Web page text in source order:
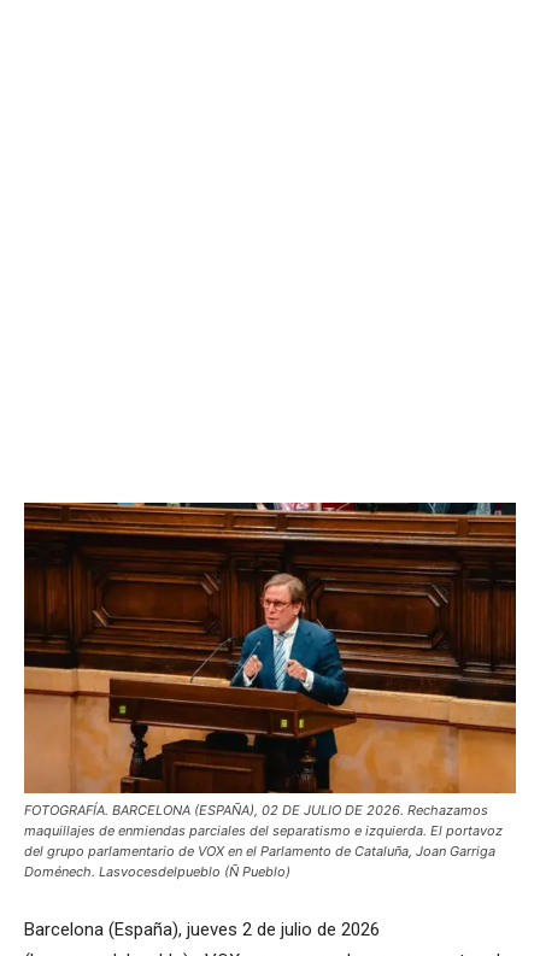
FOTOGRAFÍA. BARCELONA (ESPAÑA), 02 DE JULIO DE 2026. Rechazamos
maquillajes de enmiendas parciales del separatismo e izquierda. El portavoz
del grupo parlamentario de VOX en el Parlamento de Cataluña, Joan Garriga
Doménech. Lasvocesdelpueblo (Ñ Pueblo)
Barcelona (España), jueves 2 de julio de 2026